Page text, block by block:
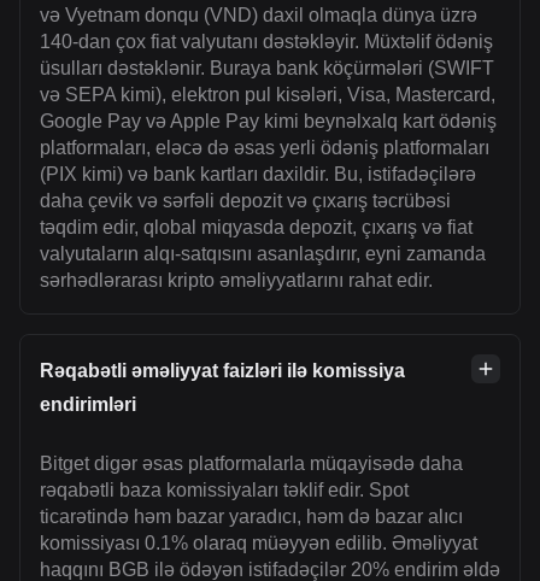
və Vyetnam donqu (VND) daxil olmaqla dünya üzrə
140-dan çox fiat valyutanı dəstəkləyir. Müxtəlif ödəniş
üsulları dəstəklənir. Buraya bank köçürmələri (SWIFT
və SEPA kimi), elektron pul kisələri, Visa, Mastercard,
Google Pay və Apple Pay kimi beynəlxalq kart ödəniş
platformaları, eləcə də əsas yerli ödəniş platformaları
(PIX kimi) və bank kartları daxildir. Bu, istifadəçilərə
daha çevik və sərfəli depozit və çıxarış təcrübəsi
təqdim edir, qlobal miqyasda depozit, çıxarış və fiat
valyutaların alqı-satqısını asanlaşdırır, eyni zamanda
sərhədlərarası kripto əməliyyatlarını rahat edir.
Rəqabətli əməliyyat faizləri ilə komissiya
endirimləri
Bitget digər əsas platformalarla müqayisədə daha
rəqabətli baza komissiyaları təklif edir. Spot
ticarətində həm bazar yaradıcı, həm də bazar alıcı
komissiyası 0.1% olaraq müəyyən edilib. Əməliyyat
haqqını BGB ilə ödəyən istifadəçilər 20% endirim əldə